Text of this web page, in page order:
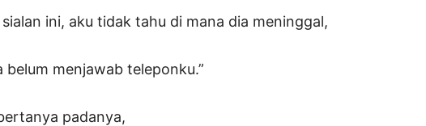
sialan ini, aku tidak tahu di mana dia meninggal,
belum menjawab teleponku.”
padanya,